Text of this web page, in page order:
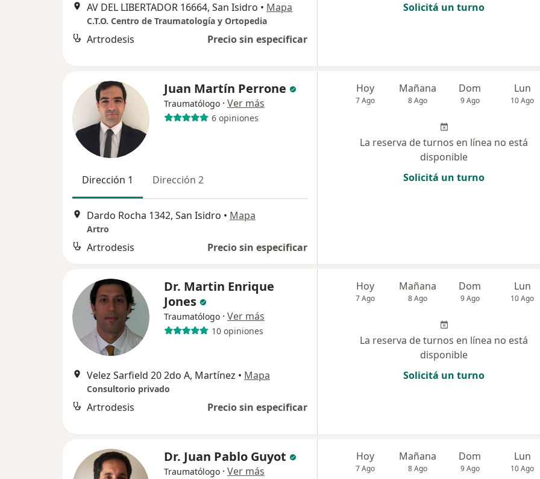
AV DEL LIBERTADOR 16664, San Isidro • Mapa
C.T.O. Centro de Traumatología y Ortopedia
Artrodesis Precio sin especificar
Solicitá un turno
Juan Martín Perrone
Traumatólogo · Ver más
6 opiniones
Dirección 1 Dirección 2
Dardo Rocha 1342, San Isidro • Mapa
Artro
Artrodesis Precio sin especificar
Hoy
7 Ago
Mañana
8 Ago
Dom
9 Ago
Lun
10 Ago
La reserva de turnos en línea no está
disponible
Solicitá un turno
Dr. Martin Enrique
Jones
Traumatólogo · Ver más
10 opiniones
Velez Sarfield 20 2do A, Martínez • Mapa
Consultorio privado
Artrodesis Precio sin especificar
Hoy
7 Ago
Mañana
8 Ago
Dom
9 Ago
Lun
10 Ago
La reserva de turnos en línea no está
disponible
Solicitá un turno
Dr. Juan Pablo Guyot
Traumatólogo · Ver más
Hoy
7 Ago
Mañana
8 Ago
Dom
9 Ago
Lun
10 Ago